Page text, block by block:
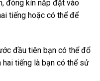
đóng kín nắp đặt vào
tiếng hoặc có thể để
đầu tiên bạn có thể đổ
tiếng là bạn có thể sử